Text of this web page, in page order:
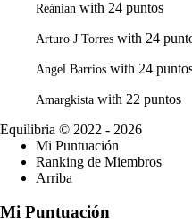
Reánian with 24 puntos
Arturo J Torres with 24
Angel Barrios with 24
Amargkista with 22 puntos
Equilibria © 2022 - 2026
Mi Puntuación
Ranking de Miembros
Arriba
Mi Puntuación